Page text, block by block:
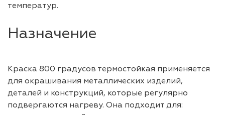
температур.
Назначение
Краска 800 градусов термостойкая применяется
для окрашивания металлических изделий,
деталей и конструкций, которые регулярно
подвергаются нагреву. Она подходит для: